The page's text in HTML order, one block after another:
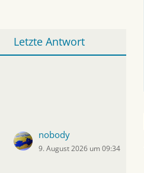
Letzte Antwort
nobody
9. August 2026 um 09:34